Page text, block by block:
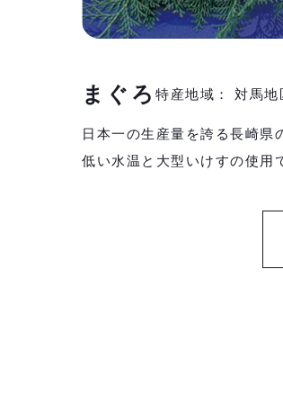
まぐろ特産地域： 対馬地
日本一の生産量を誇る長崎県
低い水温と大型いけすの使用